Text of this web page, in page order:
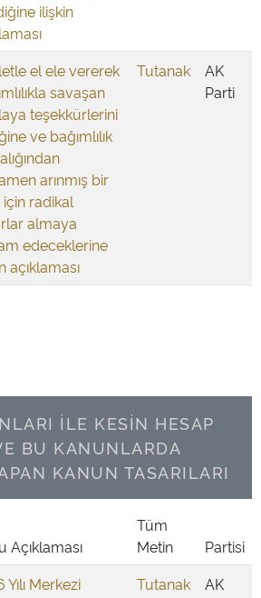
ilişkin
el ele vererek
savaşan
teşekkürlerini
ve bağımlılık
arınmış bir
radikal
almaya
edeceklerine
açıklaması
Tutanak
AK
Parti
İLE KESİN HESAP
BU KANUNLARDA
KANUN TASARILARI
Açıklaması
Tüm
Metin
Partisi
Yılı Merkezi
Tutanak
AK